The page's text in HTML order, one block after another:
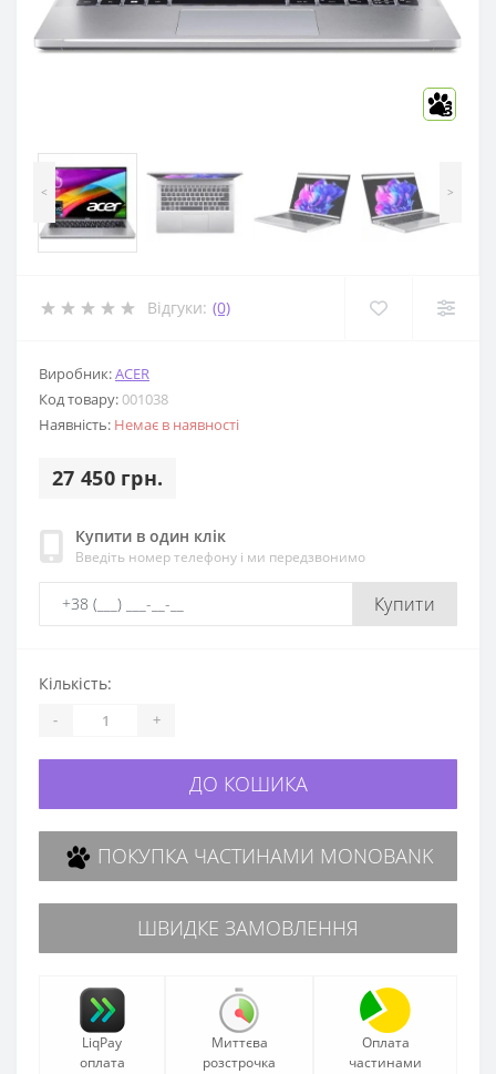
3
< >
Відгуки: (0)
Виробник:ACER
Код товару:001038
Наявність: Немає в наявності
27 450 грн.
Купити в один клік
Введіть номер телефону і ми передзвонимо
Купити
Кількість:
- +
ДО КОШИКА
ПОКУПКА ЧАСТИНАМИ MONOBANK
ШВИДКЕ ЗАМОВЛЕННЯ
LiqPay
оплата
Миттєва
розстрочка
Оплата
частинами